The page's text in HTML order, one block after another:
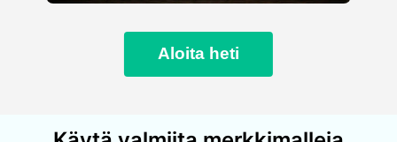
Aloita heti